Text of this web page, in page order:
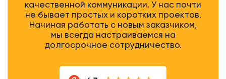
качественной коммуникации. У нас почти
не бывает простых и коротких проектов.
Начиная работать с новым заказчиком,
мы всегда настраиваемся на
долгосрочное сотрудничество.